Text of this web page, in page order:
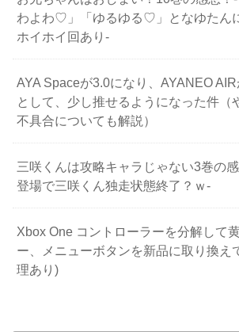
わよわ♡」「ゆるゆる♡」となゆたん
ホイホイ回あり-
AYA Spaceが3.0になり、AYANEO
として、少し推せるようになった件（
不具合についても解説）
三咲くんは攻略キャラじゃない3巻の
登場で三咲くん独走状態終了？ｗ-
Xbox One コントローラーを分解して
ー、メニューボタンを新品に取り換え
理あり)